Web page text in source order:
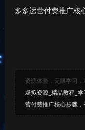
多多运营付费推广核
资源体验，无限学习，
虚拟资源_精品教程_
营付费推广核心步骤